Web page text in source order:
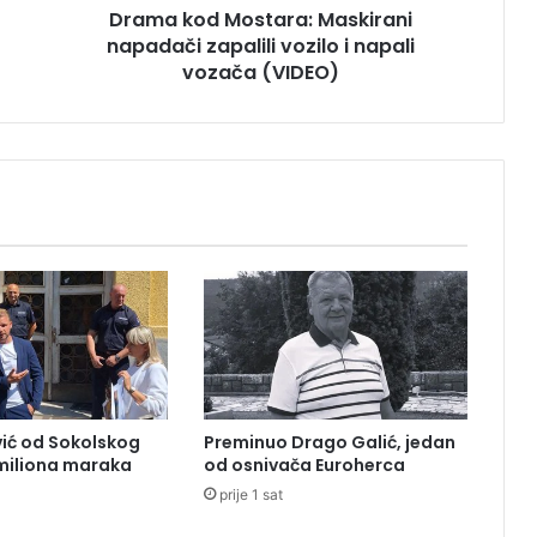
r
s
k
a
n
a
p
Drama kod Mostara: Maskirani
napadači zapalili vozilo i napali
vozača (VIDEO)
od Sokolskog
maraka
Preminuo Drago Galić, jedan
od osnivača Euroherca
prije 1 sat